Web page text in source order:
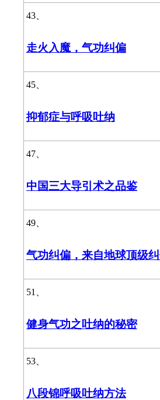
43、
走火入魔，气功纠偏
45、
抑郁症与呼吸吐纳
47、
中国三大导引术之品鉴
49、
气功纠偏，来自地球顶级
51、
健身气功之吐纳的秘密
53、
八段锦呼吸吐纳方法